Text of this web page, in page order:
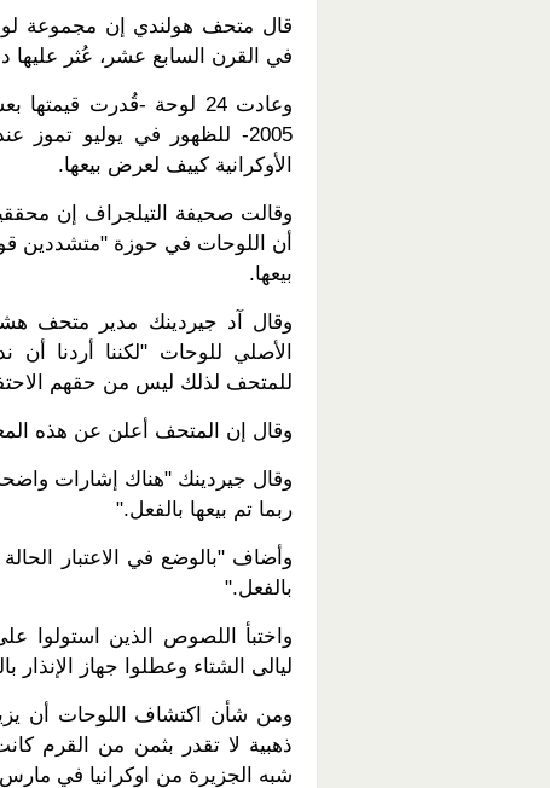
قال متحف هولندي إن مجموعة
في القرن السابع عشر، عُثر عليها
2005- للظهور في يوليو
الأوكرانية كييف لعرض بيعها.
وقالت صحيفة التيلجراف إن
أن اللوحات في حوزة "متشددين
بيعها.
وقال آد جيردينك مدير متحف
الأصلي للوحات "لكننا أردنا
للمتحف لذلك ليس من حقهم
وقال إن المتحف أعلن عن هذه
وقال جيردينك "هناك إشارات
ربما تم بيعها بالفعل."
وأضاف "بالوضع في الاعتبار
بالفعل."
واختبأ اللصوص الذين استولوا
ليالى الشتاء وعطلوا جهاز الإنذار
ومن شأن اكتشاف اللوحات أن
ذهبية لا تقدر بثمن من القرم
شبه الجزيرة من اوكرانيا في مارس اذار